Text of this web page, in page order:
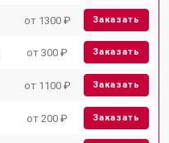
от 1300 ₽ Заказать
от 300 ₽ Заказать
от 1100 ₽ Заказать
от 200 ₽ Заказать